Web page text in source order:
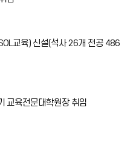
교육) 신설(석사 26개 전공 486
교육전문대학원장 취임